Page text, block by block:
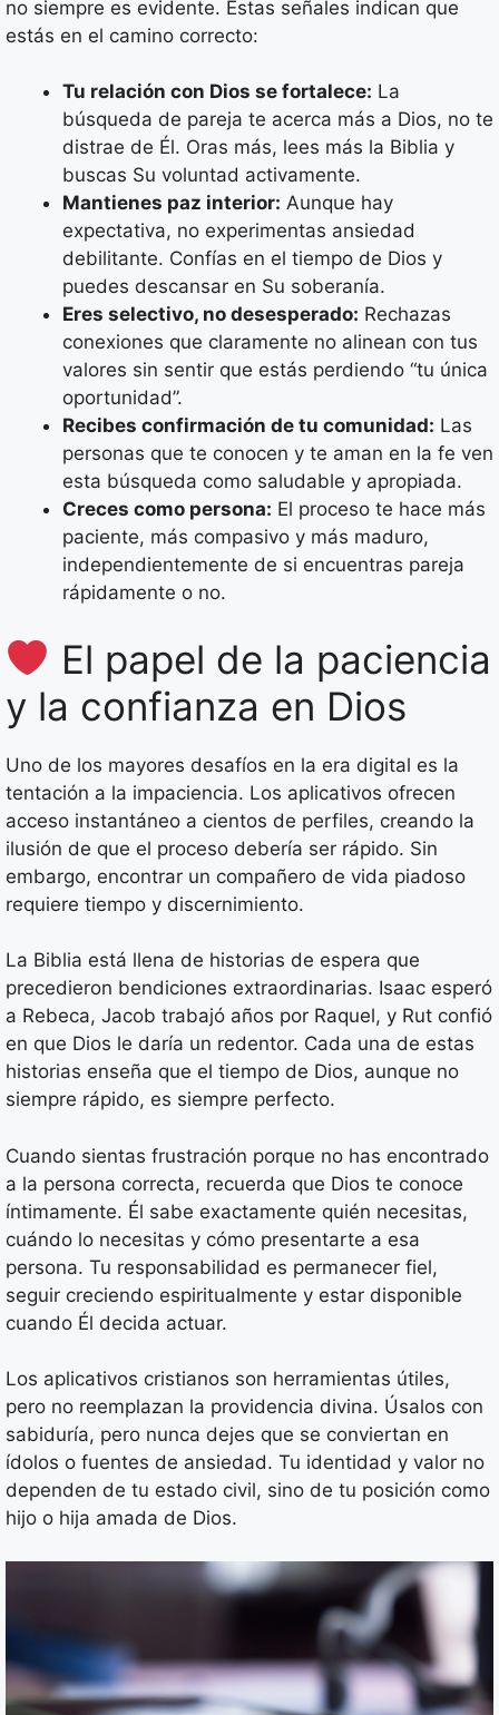
no siempre es evidente. Estas señales indican que
estás en el camino correcto:
Tu relación con Dios se fortalece: La
búsqueda de pareja te acerca más a Dios, no te
distrae de Él. Oras más, lees más la Biblia y
buscas Su voluntad activamente.
Mantienes paz interior: Aunque hay
expectativa, no experimentas ansiedad
debilitante. Confías en el tiempo de Dios y
puedes descansar en Su soberanía.
Eres selectivo, no desesperado: Rechazas
conexiones que claramente no alinean con tus
valores sin sentir que estás perdiendo “tu única
oportunidad”.
Recibes confirmación de tu comunidad: Las
personas que te conocen y te aman en la fe ven
esta búsqueda como saludable y apropiada.
Creces como persona: El proceso te hace más
paciente, más compasivo y más maduro,
independientemente de si encuentras pareja
rápidamente o no.
El papel de la paciencia
y la confianza en Dios
Uno de los mayores desafíos en la era digital es la
tentación a la impaciencia. Los aplicativos ofrecen
acceso instantáneo a cientos de perfiles, creando la
ilusión de que el proceso debería ser rápido. Sin
embargo, encontrar un compañero de vida piadoso
requiere tiempo y discernimiento.
La Biblia está llena de historias de espera que
precedieron bendiciones extraordinarias. Isaac esperó
a Rebeca, Jacob trabajó años por Raquel, y Rut confió
en que Dios le daría un redentor. Cada una de estas
historias enseña que el tiempo de Dios, aunque no
siempre rápido, es siempre perfecto.
Cuando sientas frustración porque no has encontrado
a la persona correcta, recuerda que Dios te conoce
íntimamente. Él sabe exactamente quién necesitas,
cuándo lo necesitas y cómo presentarte a esa
persona. Tu responsabilidad es permanecer fiel,
seguir creciendo espiritualmente y estar disponible
cuando Él decida actuar.
Los aplicativos cristianos son herramientas útiles,
pero no reemplazan la providencia divina. Úsalos con
sabiduría, pero nunca dejes que se conviertan en
ídolos o fuentes de ansiedad. Tu identidad y valor no
dependen de tu estado civil, sino de tu posición como
hijo o hija amada de Dios.